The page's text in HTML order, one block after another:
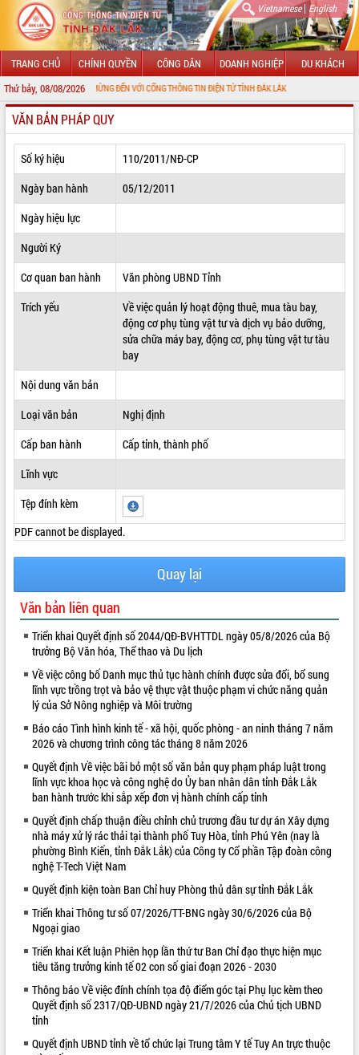
Vietnamese| English
TRANG CHỦ CHÍNH QUYỀN CÔNG DÂN DOANH NGHIỆP DU KHÁCH
Thứ bảy, 08/08/2026
CHÀO MỪNG ĐẾN VỚI CỔNG THÔNG TIN ĐIỆN TỬ TỈNH ĐẮK LẮK
GIỚI THIỆU
LÃNH ĐẠO UBND TỈNH
TIN TỨC SỰ KIỆN
SỞ, BAN, NGÀNH
UBND CÁC XÃ, PHƯỜNG
THÔNG TIN CHỈ ĐẠO ĐIỀU HÀNH
HỆ THỐNG VĂN BẢN
ĐIỂM TIN VĂN BẢN
QUY HOẠCH - KẾ HOẠCH
VIDEO
Không có file video nào để phát.
ALBUM ẢNH
LIÊN KẾT WEB
VĂN BẢN PHÁP QUY
Số ký hiệu
110/2011/NĐ-CP
Ngày ban hành
05/12/2011
Ngày hiệu lực
Người Ký
Cơ quan ban hành
Văn phòng UBND Tỉnh
Trích yếu
Về việc quản lý hoạt động thuê, mua tàu bay,
động cơ phụ tùng vật tư và dịch vụ bảo dưỡng,
sửa chữa máy bay, động cơ, phụ tùng vật tư tàu
bay
Nội dung văn bản
Loại văn bản
Nghị định
Cấp ban hành
Cấp tỉnh, thành phố
Lĩnh vực
Tệp đính kèm
PDF cannot be displayed.
Quay lại
Văn bản liên quan
Triển khai Quyết định số 2044/QĐ-BVHTTDL ngày 05/8/2026 của Bộ
trưởng Bộ Văn hóa, Thể thao và Du lịch
Về việc công bố Danh mục thủ tục hành chính được sửa đổi, bổ sung
lĩnh vực trồng trọt và bảo vệ thực vật thuộc phạm vi chức năng quản
lý của Sở Nông nghiệp và Môi trường
Báo cáo Tình hình kinh tế - xã hội, quốc phòng - an ninh tháng 7 năm
2026 và chương trình công tác tháng 8 năm 2026
Quyết định Về việc bãi bỏ một số văn bản quy phạm pháp luật trong
lĩnh vực khoa học và công nghệ do Ủy ban nhân dân tỉnh Đắk Lắk
ban hành trước khi sắp xếp đơn vị hành chính cấp tỉnh
Quyết định chấp thuận điều chỉnh chủ trương đầu tư dự án Xây dựng
nhà máy xử lý rác thải tại thành phố Tuy Hòa, tỉnh Phú Yên (nay là
phường Bình Kiến, tỉnh Đắk Lắk) của Công ty Cổ phần Tập đoàn công
nghệ T-Tech Việt Nam
Quyết định kiện toàn Ban Chỉ huy Phòng thủ dân sự tỉnh Đắk Lắk
Triển khai Thông tư số 07/2026/TT-BNG ngày 30/6/2026 của Bộ
Ngoại giao
Triển khai Kết luận Phiên họp lần thứ tư Ban Chỉ đạo thực hiện mục
tiêu tăng trưởng kinh tế 02 con số giai đoạn 2026 - 2030
Thông báo Về việc đính chính tọa độ điểm góc tại Phụ lục kèm theo
Quyết định số 2317/QĐ-UBND ngày 21/7/2026 của Chủ tịch UBND
tỉnh
Quyết định UBND tỉnh về tổ chức lại Trung tâm Y tế Tuy An trực thuộc